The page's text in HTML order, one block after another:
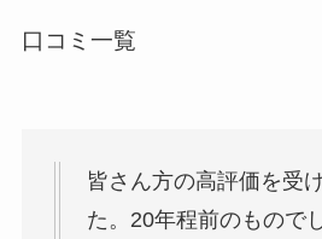
口コミ一覧
皆さん方の高評価を受
た。20年程前のもので